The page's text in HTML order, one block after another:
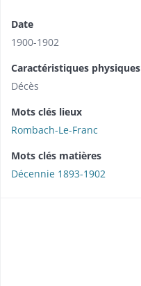
Date
1900-1902
Caractéristiques physiques
Décès
Mots clés lieux
Rombach-Le-Franc
Mots clés matières
Décennie 1893-1902